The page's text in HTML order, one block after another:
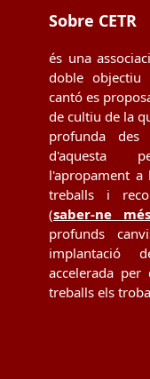
Sobre CETR
és una
doble objectiu
cantó es
de cultiu de la
profunda
d'aquesta
l'apropament a
treballs i
(saber-ne més
profunds
implantació
accelerada
treballs els